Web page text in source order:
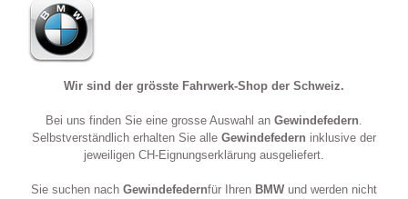
Wir sind der grösste Fahrwerk-Shop der Schweiz.
Bei uns finden Sie eine grosse Auswahl an Gewindefedern.
Selbstverständlich erhalten Sie alle Gewindefedern inklusive der
jeweiligen CH-Eignungserklärung ausgeliefert.
Sie suchen nach Gewindefedernfür Ihren BMW und werden nicht